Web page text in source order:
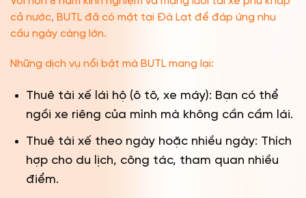
cả nước, BUTL đã có mặt tại Đà Lạt để đáp ứng nhu
cầu ngày càng lớn.
Những dịch vụ nổi bật mà BUTL mang lại:
Thuê tài xế lái hộ (ô tô, xe máy): Bạn có thể
ngồi xe riêng của mình mà không cần cầm lái.
Thuê tài xế theo ngày hoặc nhiều ngày: Thích
hợp cho du lịch, công tác, tham quan nhiều
điểm.